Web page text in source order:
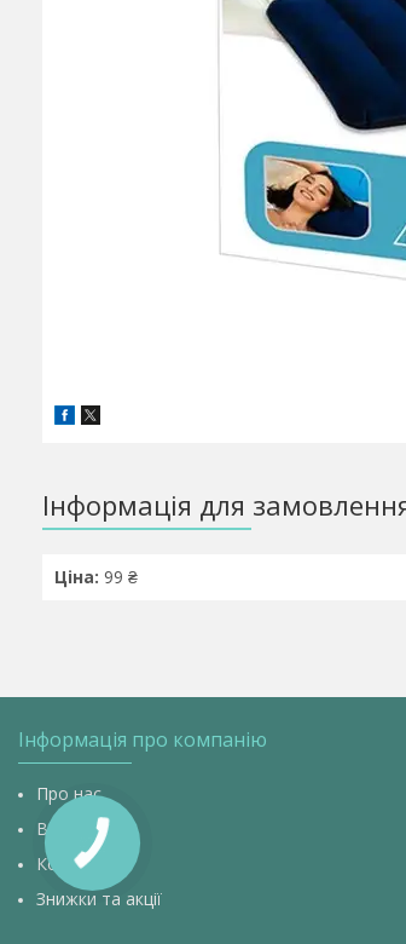
Інформація для
Ціна: 99 ₴
Інформація про компанію
Про нас
Відгуки
Контакти
Знижки та акції